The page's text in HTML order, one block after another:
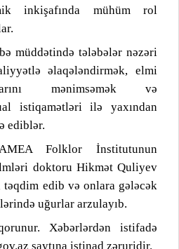
inkişafında mühüm rol
müddətində tələbələr nəzəri
əlaqələndirmək, elmi
mənimsəmək və
istiqamətləri ilə yaxından
ediblər.
Folklor İnstitutunun
doktoru Hikmət Quliyev
edib və onlara gələcək
uğurlar arzulayıb.
Xəbərlərdən istifadə
saytına istinad zəruridir.